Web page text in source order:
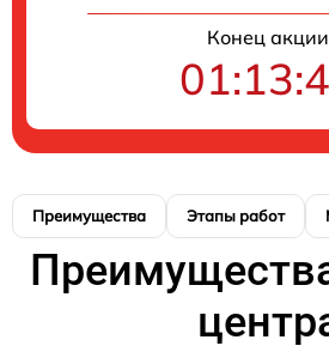
Конец акции
Преимущества Этапы работ